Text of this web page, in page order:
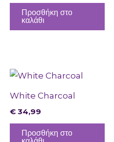
Προσθήκη στο
καλάθι
White Charcoal
€ 34,99
Προσθήκη στο